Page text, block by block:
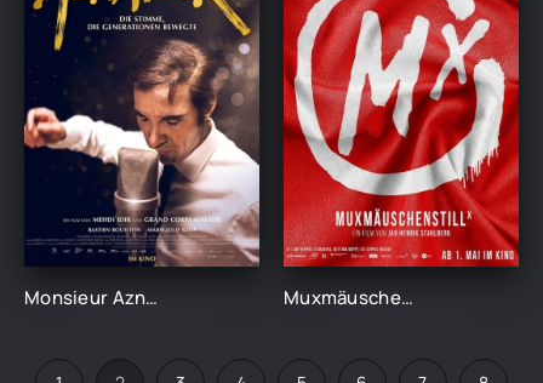
Monsieur Aznavour (2025) Muxmäuschenstillˣ (2025)